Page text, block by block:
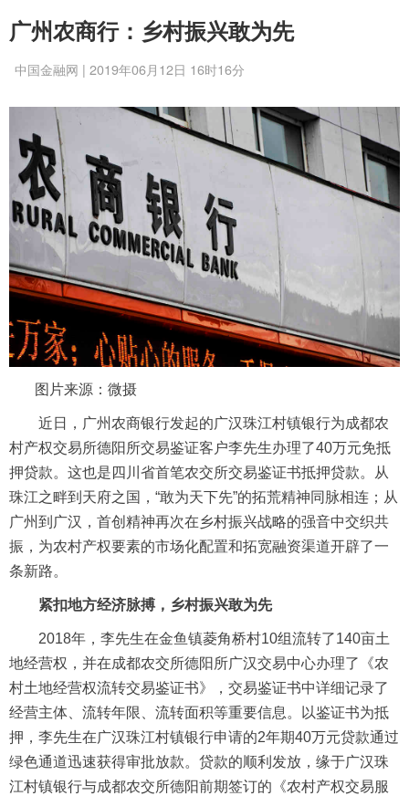
广州农商行：乡村振兴敢为先
中国金融网 | 2019年06月12日 16时16分
图片来源：微摄
近日，广州农商银行发起的广汉珠江村镇银行为成都农
村产权交易所德阳所交易鉴证客户李先生办理了40万元免抵
押贷款。这也是四川省首笔农交所交易鉴证书抵押贷款。从
珠江之畔到天府之国，“敢为天下先”的拓荒精神同脉相连；从
广州到广汉，首创精神再次在乡村振兴战略的强音中交织共
振，为农村产权要素的市场化配置和拓宽融资渠道开辟了一
条新路。
紧扣地方经济脉搏，乡村振兴敢为先
2018年，李先生在金鱼镇菱角桥村10组流转了140亩土
地经营权，并在成都农交所德阳所广汉交易中心办理了《农
村土地经营权流转交易鉴证书》，交易鉴证书中详细记录了
经营主体、流转年限、流转面积等重要信息。以鉴证书为抵
押，李先生在广汉珠江村镇银行申请的2年期40万元贷款通过
绿色通道迅速获得审批放款。贷款的顺利发放，缘于广汉珠
江村镇银行与成都农交所德阳前期签订的《农村产权交易服